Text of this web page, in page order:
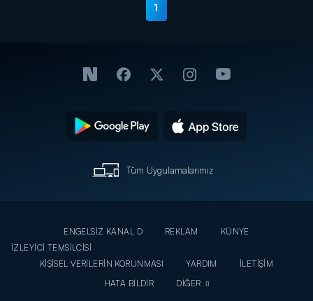
1
Tüm Uygulamalarımız
ENGELSİZ KANAL D REKLAM
KÜNYE
İZLEYİCİ TEMSİLCİSİ
KİŞİSEL VERİLERİN KORUNMASI
YARDIM
İLETİŞİM
HATA BİLDİR
DİĞER